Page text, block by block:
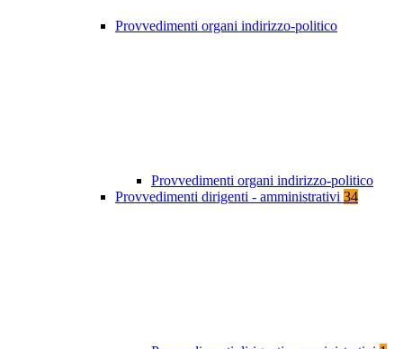
Provvedimenti organi indirizzo-politico
Provvedimenti organi indirizzo-politico
Provvedimenti dirigenti - amministrativi 34